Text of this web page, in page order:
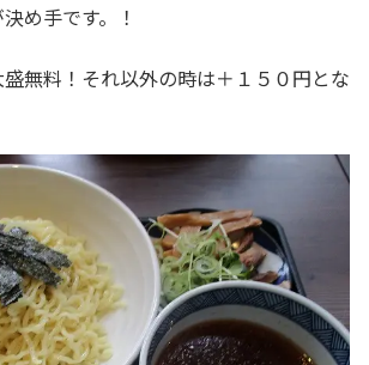
め手です。！
無料！それ以外の時は＋１５０円とな